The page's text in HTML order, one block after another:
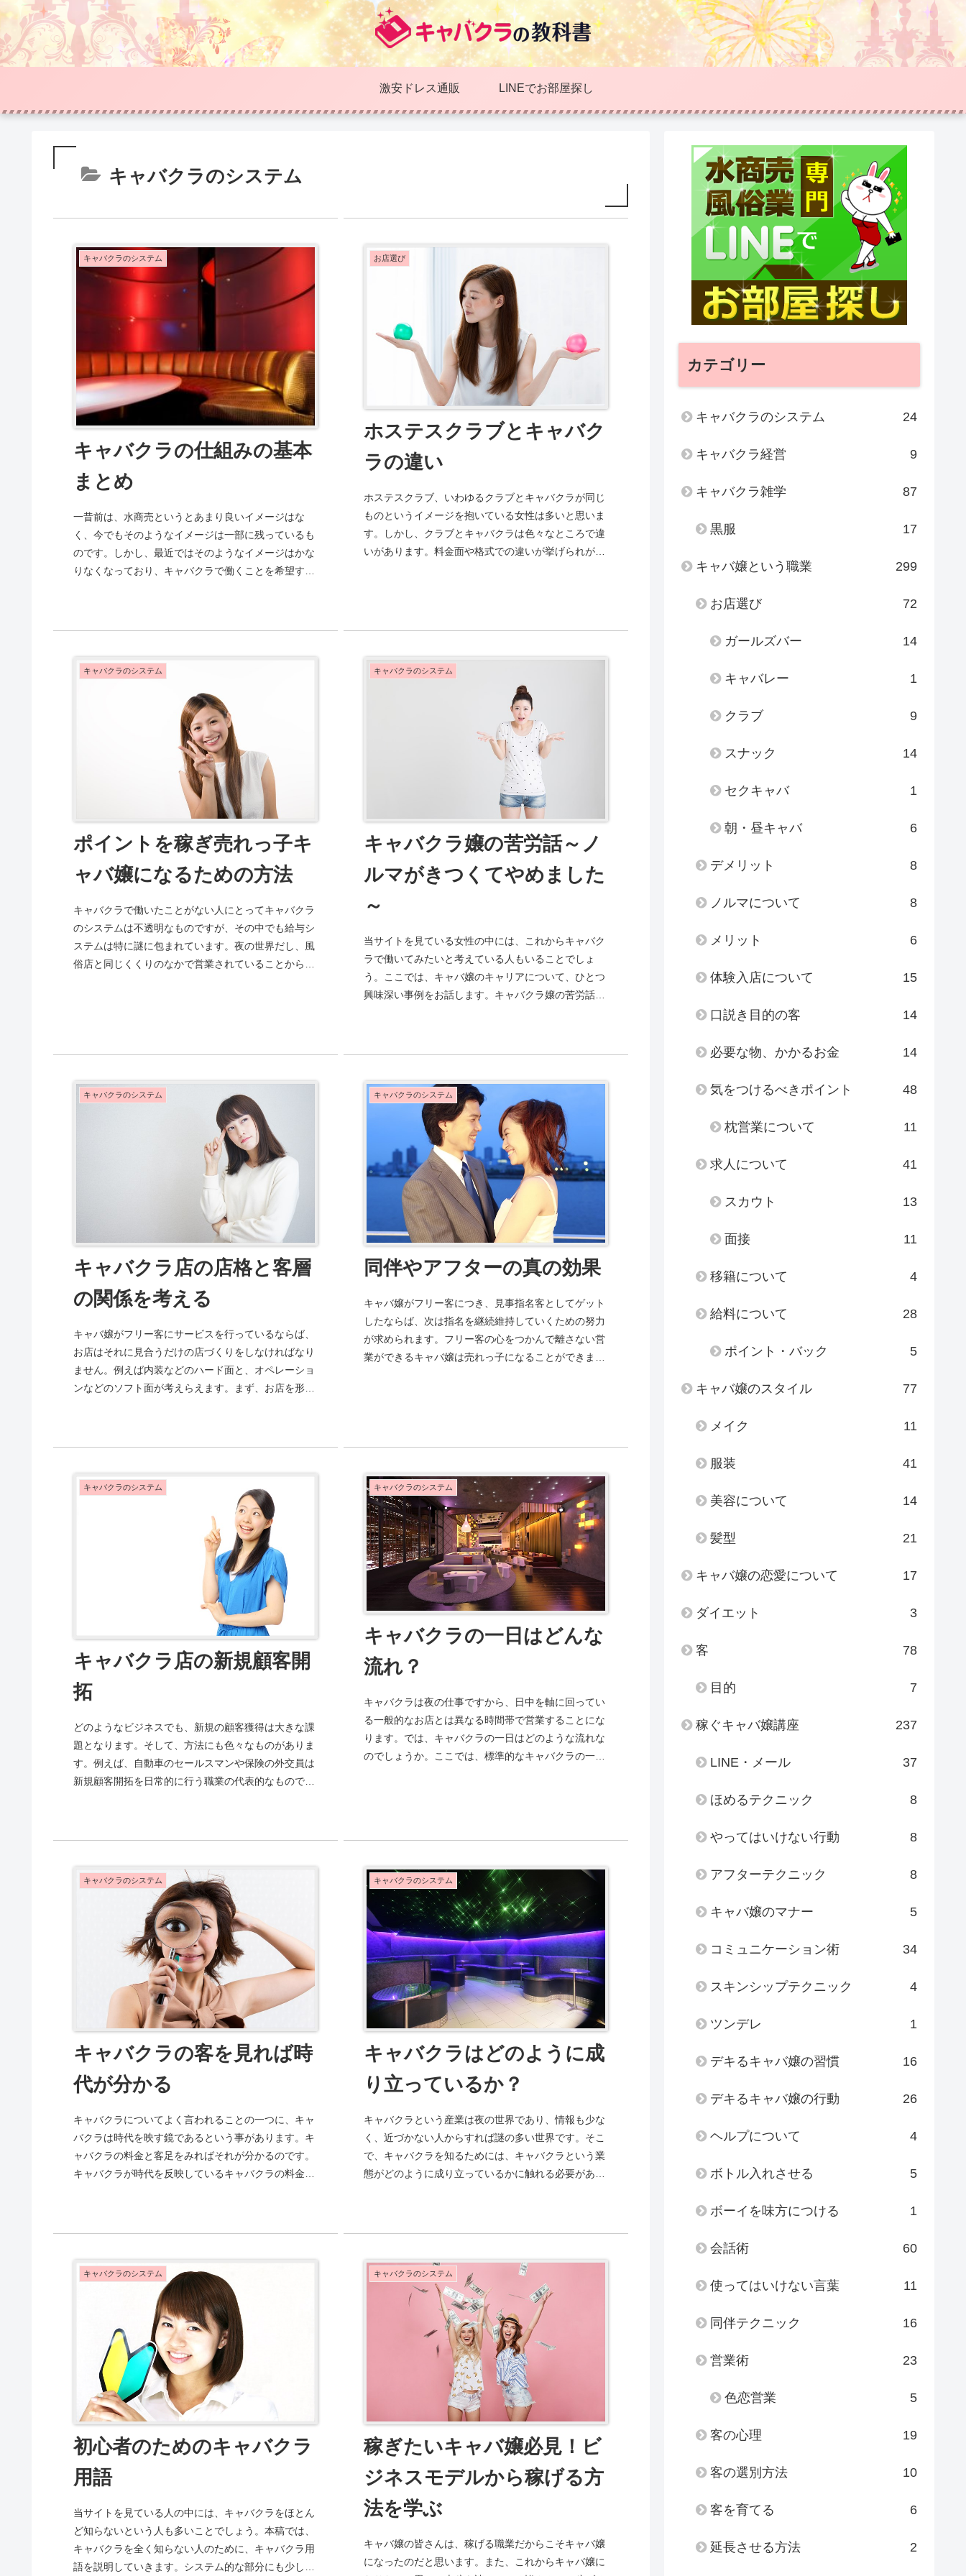
激安ドレス通販 LINEでお部屋探し
キャバクラのシステム
キャバクラのシステム
キャバクラの仕組みの基本
まとめ
一昔前は、水商売というとあまり良いイメージはな
く、今でもそのようなイメージは一部に残っているも
のです。しかし、最近ではそのようなイメージはかな
りなくなっており、キャバクラで働くことを希望する
お店選び
ホステスクラブとキャバク
ラの違い
ホステスクラブ、いわゆるクラブとキャバクラが同じ
ものというイメージを抱いている女性は多いと思いま
す。しかし、クラブとキャバクラは色々なところで違
いがあります。料金面や格式での違いが挙げられがち
キャバクラのシステム
ポイントを稼ぎ売れっ子キ
ャバ嬢になるための方法
キャバクラで働いたことがない人にとってキャバクラ
のシステムは不透明なものですが、その中でも給与シ
ステムは特に謎に包まれています。夜の世界だし、風
俗店と同じくくりのなかで営業されていることから、
キャバクラのシステム
キャバクラ嬢の苦労話～ノ
ルマがきつくてやめました
～
当サイトを見ている女性の中には、これからキャバク
ラで働いてみたいと考えている人もいることでしょ
う。ここでは、キャバ嬢のキャリアについて、ひとつ
興味深い事例をお話します。キャバクラ嬢の苦労話キ
キャバクラのシステム
キャバクラ店の店格と客層
の関係を考える
キャバ嬢がフリー客にサービスを行っているならば、
お店はそれに見合うだけの店づくりをしなければなり
ません。例えば内装などのハード面と、オペレーショ
ンなどのソフト面が考えらえます。まず、お店を形作
キャバクラのシステム
同伴やアフターの真の効果
キャバ嬢がフリー客につき、見事指名客としてゲット
したならば、次は指名を継続維持していくための努力
が求められます。フリー客の心をつかんで離さない営
業ができるキャバ嬢は売れっ子になることができま
キャバクラのシステム
キャバクラ店の新規顧客開
拓
どのようなビジネスでも、新規の顧客獲得は大きな課
題となります。そして、方法にも色々なものがありま
す。例えば、自動車のセールスマンや保険の外交員は
新規顧客開拓を日常的に行う職業の代表的なものです
キャバクラのシステム
キャバクラの一日はどんな
流れ？
キャバクラは夜の仕事ですから、日中を軸に回ってい
る一般的なお店とは異なる時間帯で営業することにな
ります。では、キャバクラの一日はどのような流れな
のでしょうか。ここでは、標準的なキャバクラの一日
キャバクラのシステム
キャバクラの客を見れば時
代が分かる
キャバクラについてよく言われることの一つに、キャ
バクラは時代を映す鏡であるという事があります。キ
ャバクラの料金と客足をみればそれが分かるのです。
キャバクラが時代を反映しているキャバクラの料金
キャバクラのシステム
キャバクラはどのように成
り立っているか？
キャバクラという産業は夜の世界であり、情報も少な
く、近づかない人からすれば謎の多い世界です。そこ
で、キャバクラを知るためには、キャバクラという業
態がどのように成り立っているかに触れる必要がある
キャバクラのシステム
初心者のためのキャバクラ
用語
当サイトを見ている人の中には、キャバクラをほとん
ど知らないという人も多いことでしょう。本稿では、
キャバクラを全く知らない人のために、キャバクラ用
語を説明していきます。システム的な部分にも少し触
キャバクラのシステム
稼ぎたいキャバ嬢必見！ビ
ジネスモデルから稼げる方
法を学ぶ
キャバ嬢の皆さんは、稼げる職業だからこそキャバ嬢
になったのだと思います。また、これからキャバ嬢に
カテゴリー
キャバクラのシステム 24
キャバクラ経営 9
キャバクラ雑学 87
黒服 17
キャバ嬢という職業 299
お店選び 72
ガールズバー 14
キャバレー 1
クラブ 9
スナック 14
セクキャバ 1
朝・昼キャバ 6
デメリット 8
ノルマについて 8
メリット 6
体験入店について 15
口説き目的の客 14
必要な物、かかるお金 14
気をつけるべきポイント 48
枕営業について 11
求人について 41
スカウト 13
面接 11
移籍について 4
給料について 28
ポイント・バック 5
キャバ嬢のスタイル 77
メイク 11
服装 41
美容について 14
髪型 21
キャバ嬢の恋愛について 17
ダイエット 3
客 78
目的 7
稼ぐキャバ嬢講座 237
LINE・メール 37
ほめるテクニック 8
やってはいけない行動 8
アフターテクニック 8
キャバ嬢のマナー 5
コミュニケーション術 34
スキンシップテクニック 4
ツンデレ 1
デキるキャバ嬢の習慣 16
デキるキャバ嬢の行動 26
ヘルプについて 4
ボトル入れさせる 5
ボーイを味方につける 1
会話術 60
使ってはいけない言葉 11
同伴テクニック 16
営業術 23
色恋営業 5
客の心理 19
客の選別方法 10
客を育てる 6
延長させる方法 2